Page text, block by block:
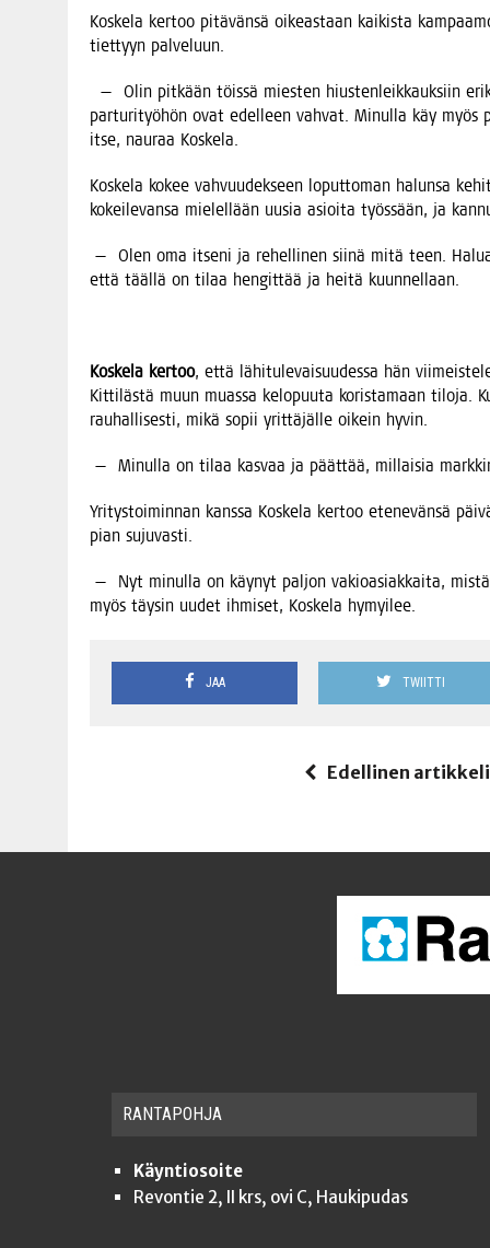
Kos­ke­la ker­too pitä­vän­sä oikeas­taan kai­kis­ta
tiet­tyyn palveluun.
— Olin pit­kään töis­sä mies­ten hius­ten­leik­kauk­siin
par­tu­ri­työ­hön ovat edel­leen vah­vat. Minul­la käy myös
itse, nau­raa Koskela.
Kos­ke­la kokee vah­vuu­dek­seen loput­to­man halun­sa
kokei­le­van­sa mie­lel­lään uusia asioi­ta työs­sään, ja
— Olen oma itse­ni ja rehel­li­nen sii­nä mitä teen.
että tääl­lä on tilaa hen­git­tää ja hei­tä kuunnellaan.
Kos­ke­la ker­too, että lähi­tu­le­vai­suu­des­sa hän
Kit­ti­läs­tä muun muas­sa kelo­puu­ta koris­ta­maan tilo­ja.
rau­hal­li­ses­ti, mikä sopii yrit­tä­jäl­le oikein hyvin.
— Minul­la on tilaa kas­vaa ja päät­tää, mil­lai­sia
Yri­tys­toi­min­nan kans­sa Kos­ke­la ker­too ete­ne­vän­sä
pian sujuvasti.
— Nyt minul­la on käy­nyt pal­jon vakio­asiak­kai­ta,
myös täy­sin uudet ihmi­set, Kos­ke­la hymyilee.
JAA TWIITTI
Edellinen artikkeli
RAN­TA­POH­JA
Käyntiosoite
Revontie 2, II krs, ovi C, Haukipudas